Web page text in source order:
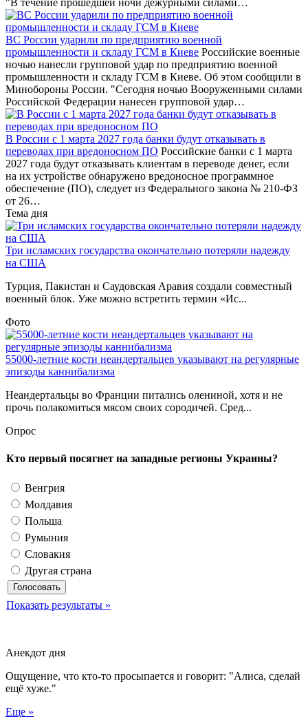
ВС России ударили по предприятию военной
промышленности и складу ГСМ в Киеве Российские военные
ночью нанесли групповой удар по предприятию военной
промышленности и складу ГСМ в Киеве. Об этом сообщили в
Минобороны России. "Сегодня ночью Вооруженными силами
Российской Федерации нанесен групповой удар…
В России с 1 марта 2027 года банки будут отказывать в
переводах при вредоносном ПО Российские банки с 1 марта
2027 года будут отказывать клиентам в переводе денег, если
на их устройстве обнаружено вредоносное программное
обеспечение (ПО), следует из Федерального закона № 210-ФЗ
от 26…
Тема дня
Три исламских государства окончательно потеряли надежду
на США
Турция, Пакистан и Саудовская Аравия создали совместный
военный блок. Уже можно встретить термин «Ис...
Фото
55000-летние кости неандертальцев указывают на регулярные
эпизоды каннибализма
Неандертальцы во Франции питались олениной, хотя и не
прочь полакомиться мясом своих сородичей. Сред...
Опрос
Кто первый посягнет на западные регионы Украины?
Венгрия
Молдавия
Польша
Румыния
Словакия
Другая страна
Показать результаты »
Анекдот дня
Ощущение, что кто-то просыпается и говорит: "Алиса, сделай
ещё хуже."
Еще »